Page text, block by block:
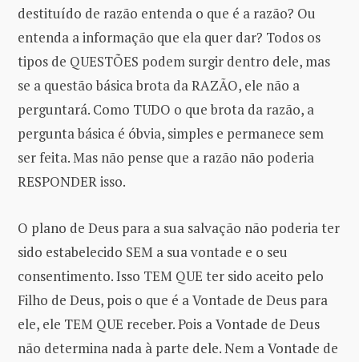
destituído de razão entenda o que é a razão? Ou
entenda a informação que ela quer dar? Todos os
tipos de QUESTÕES podem surgir dentro dele, mas
se a questão básica brota da RAZÃO, ele não a
perguntará. Como TUDO o que brota da razão, a
pergunta básica é óbvia, simples e permanece sem
ser feita. Mas não pense que a razão não poderia
RESPONDER isso.
O plano de Deus para a sua salvação não poderia ter
sido estabelecido SEM a sua vontade e o seu
consentimento. Isso TEM QUE ter sido aceito pelo
Filho de Deus, pois o que é a Vontade de Deus para
ele, ele TEM QUE receber. Pois a Vontade de Deus
não determina nada à parte dele. Nem a Vontade de